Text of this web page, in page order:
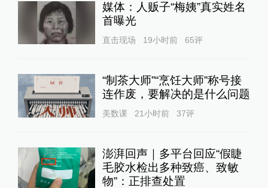
媒体：人贩子“梅姨”真实姓名
首曝光
直击现场 19小时前 65评
“制茶大师”“烹饪大师”称号接
连作废，要解决的是什么问题
美数课 21小时前 37评
澎湃回声｜多平台回应“假睫
毛胶水检出多种致癌、致敏
物”：正排查处置